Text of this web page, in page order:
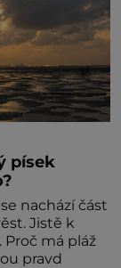
písek
nachází část
Jistě k
má pláž
Nakolik jsou pravd